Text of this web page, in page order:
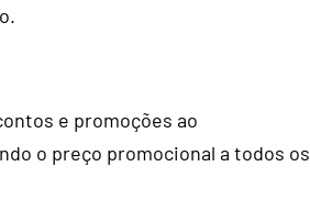
e promoções ao
o preço promocional a todos os